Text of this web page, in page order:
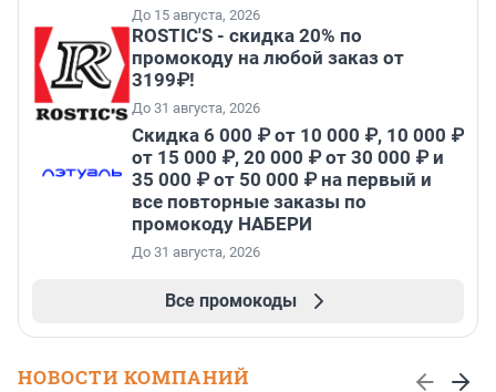
До 15 августа, 2026
ROSTIC'S - скидка 20% по
промокоду на любой заказ от
3199₽!
До 31 августа, 2026
Скидка 6 000 ₽ от 10 000 ₽, 10 000 ₽
от 15 000 ₽, 20 000 ₽ от 30 000 ₽ и
35 000 ₽ от 50 000 ₽ на первый и
все повторные заказы по
промокоду НАБЕРИ
До 31 августа, 2026
Все промокоды
НОВОСТИ КОМПАНИЙ